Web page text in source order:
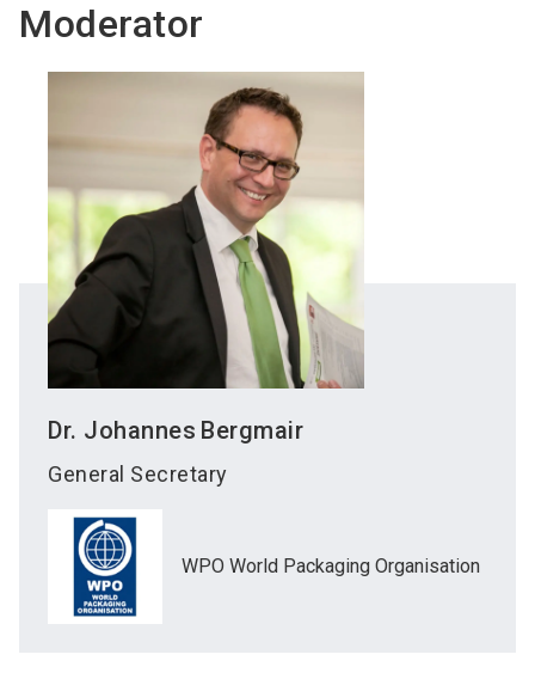
Moderator
Dr. Johannes Bergmair
General Secretary
WPO World Packaging Organisation